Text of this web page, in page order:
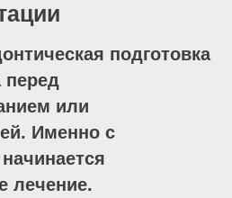
подготовка
перед
или
Именно с
лечение.